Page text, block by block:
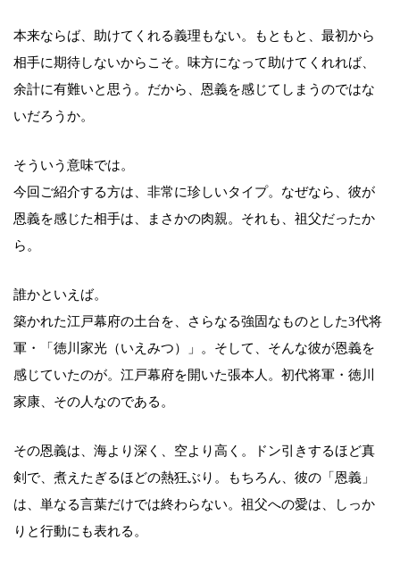
本来ならば、助けてくれる義理もない。もともと、最初から
相手に期待しないからこそ。味方になって助けてくれれば、
余計に有難いと思う。だから、恩義を感じてしまうのではな
いだろうか。
そういう意味では。
今回ご紹介する方は、非常に珍しいタイプ。なぜなら、彼が
恩義を感じた相手は、まさかの肉親。それも、祖父だったか
ら。
誰かといえば。
築かれた江戸幕府の土台を、さらなる強固なものとした3代将
軍・「徳川家光（いえみつ）」。そして、そんな彼が恩義を
感じていたのが。江戸幕府を開いた張本人。初代将軍・徳川
家康、その人なのである。
その恩義は、海より深く、空より高く。ドン引きするほど真
剣で、煮えたぎるほどの熱狂ぶり。もちろん、彼の「恩義」
は、単なる言葉だけでは終わらない。祖父への愛は、しっか
りと行動にも表れる。